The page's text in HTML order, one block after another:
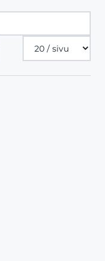
Tuotteita
sivulla